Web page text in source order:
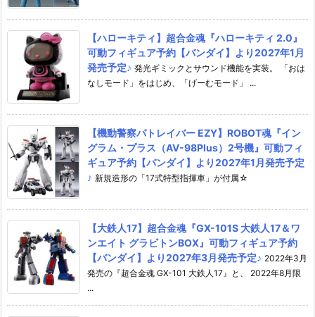
【ハローキティ】超合金魂『ハローキティ 2.0』
可動フィギュア予約【バンダイ】より2027年1月
発売予定♪ 発光ギミックとサウンド機能を実装。 「おは
なしモード」をはじめ、「げーむモード」 ...
【機動警察パトレイバー EZY】ROBOT魂『イン
グラム・プラス（AV-98Plus）2号機』可動フィ
ギュア予約【バンダイ】より2027年1月発売予定
♪ 新規造形の「17式特型指揮車」が付属☆
【大鉄人17】超合金魂『GX-101S 大鉄人17＆ワ
ンエイト グラビトンBOX』可動フィギュア予約
【バンダイ】より2027年3月発売予定♪ 2022年3月
発売の『超合金魂 GX-101 大鉄人17』と、 2022年8月限
...